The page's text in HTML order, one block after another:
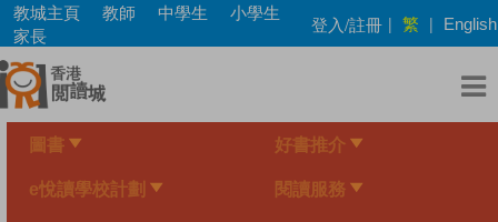
Skip
main
content
教城主頁 教師 中學生
小學生
家長
登入/註冊 | 繁 | English
圖書 好書推介
e悅讀學校計劃 閱讀服務